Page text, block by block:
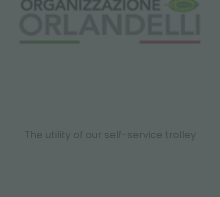
The utility of our self-service trolley